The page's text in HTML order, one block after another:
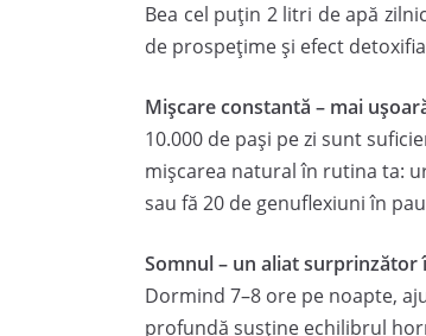
Bea cel puțin 2 litri de apă
de prospețime și efect
Mișcare constantă – mai
10.000 de pași pe zi sunt
mișcarea natural în rutina ta:
sau fă 20 de genuflexiuni în
Somnul – un aliat surprinzător
Dormind 7–8 ore pe noapte,
profundă susține echilibrul